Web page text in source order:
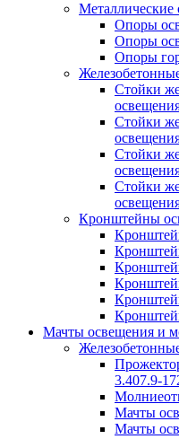
Опоры
Опоры
Опоры
Стойки
Стойки
Стойки
Стойки
Кронштейны
Мачты освещения и
3.407.9-
Мачты
Мачты